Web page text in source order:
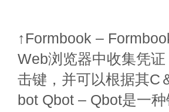
↑Formbook –
Web浏览器中收集凭
击键，并可以根据其C
bot Qbot – Qbot是一